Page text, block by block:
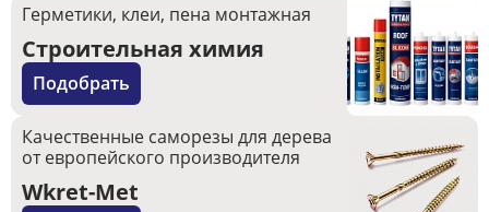
Герметики, клеи, пена монтажная
Строительная химия
Подобрать
Качественные саморезы для дерева
от европейского производителя
Wkret-Met